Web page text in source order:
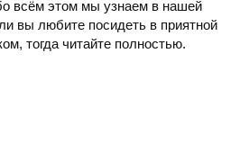
всём этом мы узнаем в нашей
вы любите посидеть в приятной
тогда читайте полностью.